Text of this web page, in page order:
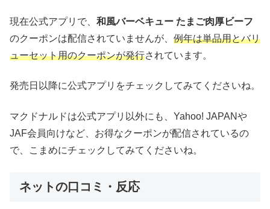
現在公式アプリで、 和風バーベキュー たまご肉厚ビーフ
のクーポンは配信されていませんが、 例年は単品用とバリ
ューセット用のクーポンが発行されています。
発売日以降に公式アプリをチェックしてみてくださいね。
マクドナルドは公式アプリ以外にも、Yahoo! JAPANや
JAF会員向けなど、お得なクーポンが配信されているの
で、こまめにチェックしてみてくださいね。
ネットの口コミ・反応